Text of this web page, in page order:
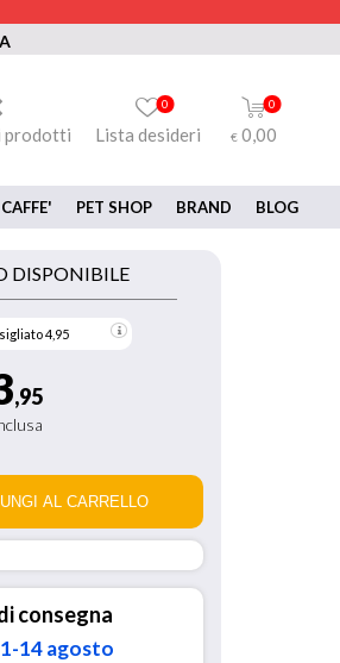
prodotti Lista desideri
0 0
€ 0,00
CAFFE' PET SHOP BRAND BLOG
DISPONIBILE
4,95
,95
consegna
14 agosto